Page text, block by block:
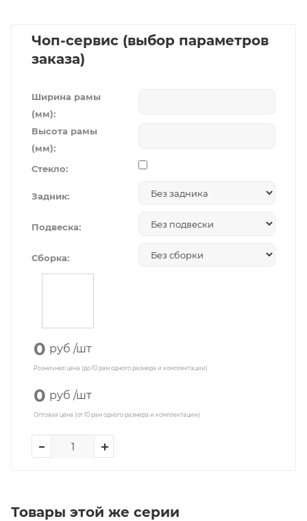
Чоп-сервис (выбор параметров
заказа)
Ширина рамы
(мм):
Высота рамы
(мм):
Стекло:
Задник:
Подвеска:
Сборка:
0 руб /шт
Розничная цена (до 10 рам одного размера и комплектации)
0 руб /шт
Оптовая цена (от 10 рам одного размера и комплектации)
Товары этой же серии